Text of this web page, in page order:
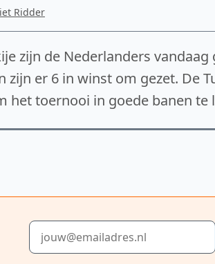
Ridder
zijn de Nederlanders
zijn er 6 in winst om gezet. De
het toernooi in goede banen te
E-mailadres